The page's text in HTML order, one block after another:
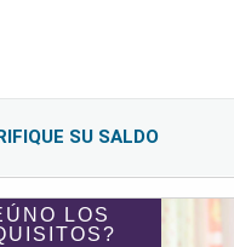
SU SALDO
LOS